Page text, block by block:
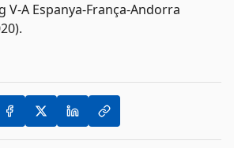
A Espanya-França-Andorra